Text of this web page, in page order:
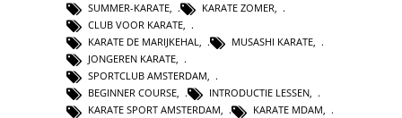
SUMMER-KARATE, KARATE ZOMER,
CLUB VOOR KARATE,
KARATE DE MARIJKEHAL, MUSASHI KARATE,
JONGEREN KARATE,
SPORTCLUB AMSTERDAM,
BEGINNER COURSE, INTRODUCTIE LESSEN,
KARATE SPORT AMSTERDAM, KARATE MDAM,